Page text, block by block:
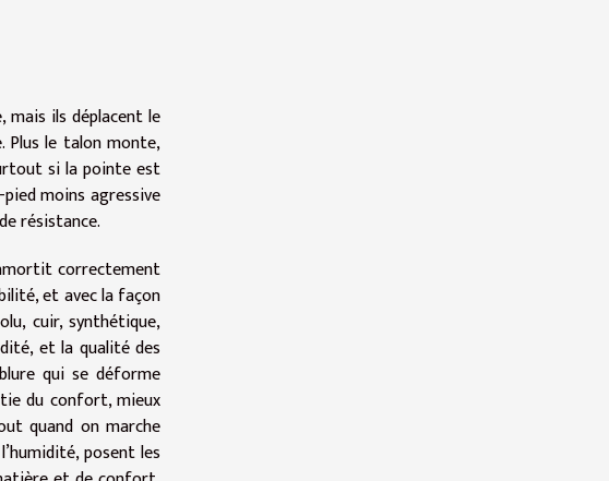
ils déplacent le
Plus le talon monte,
si la pointe est
moins agressive
résistance.
correctement
et avec la façon
cuir, synthétique,
et la qualité des
qui se déforme
du confort, mieux
quand on marche
posent les